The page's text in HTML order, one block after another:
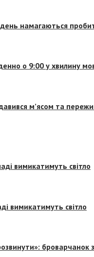
намагаються
о 9:00 у хвилину
м’ясом та
вимикатимуть світло
вимикатимуть світло